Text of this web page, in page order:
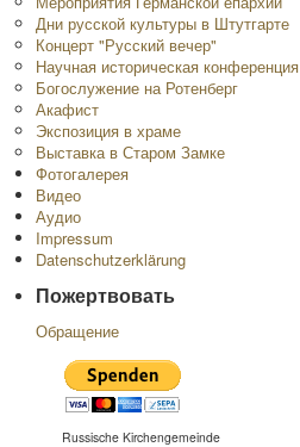
Дни русской культуры в Штутгарте
Концерт "Русский вечер"
Научная историческая конференция
Богослужение на Ротенберг
Акафист
Экспозиция в храме
Выставка в Старом Замке
Фотогалерея
Видео
Аудио
Impressum
Datenschutzerklärung
Пожертвовать
Обращение
Russische Kirchengemeinde